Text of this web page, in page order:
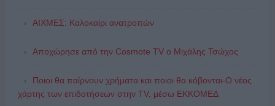
ΑΙΧΜΕΣ: Καλοκαίρι ανατροπών
Αποχώρησε από την Cosmote TV o Μιχάλης Τσώχος
Ποιοι θα παίρνουν χρήματα και ποιοι θα κόβονται-Ο νέος
χάρτης των επιδοτήσεων στην TV, μέσω ΕΚΚΟΜΕΔ